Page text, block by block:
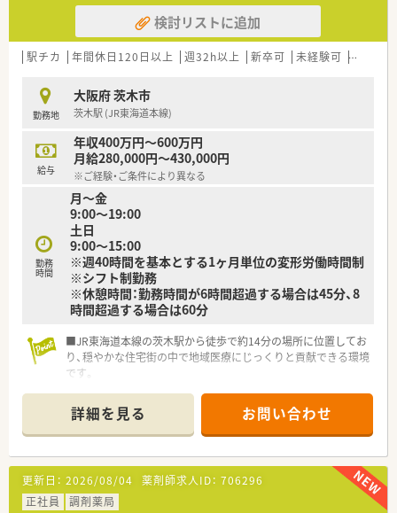
【こんな方にオススメ】
■在宅医療の分野で専門性を高めていきたいけれど、まだ経験が
なくて不安な方におすすめです。
間も大切にしたい方に最適です。
■早期に管理職を目指したい方や、将来的に経営にも関わってい
きたいという意欲のある方です。
検討リストに追加
駅チカ 年間休日120日以上 週32h以上 新卒可 未経験可 ブラン
勤務地
大阪府 茨木市
茨木駅 (JR東海道本線)
給与
年収400万円～600万円
月給280,000円～430,000円
※ご経験・ご条件により異なる
勤務
時間
月～金
9:00～19:00
土日
9:00～15:00
※週40時間を基本とする1ヶ月単位の変形労働時間制
※シフト制勤務
※休憩時間：勤務時間が6時間超過する場合は45分、8
時間超過する場合は60分
■JR東海道本線の茨木駅から徒歩で約14分の場所に位置してお
り、穏やかな住宅街の中で地域医療にじっくりと貢献できる環境
です。
患者様と丁寧に向き合いながら深く信頼関係を築くことができ
ます。
■開局時間は木曜日を除き19時までとなっており、ゆとりを持
った人員体制の中で正確かつ誠実な調剤業務を遂行することが
可能です。
【募集背景と求める人物像について】
詳細を見る お問い合わせ
更新日： 2026/08/04 薬剤師求人ID： 706296
正社員
調剤薬局